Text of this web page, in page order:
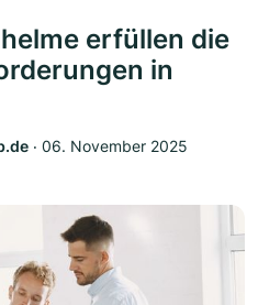
erfüllen die
in
‧ 06. November 2025